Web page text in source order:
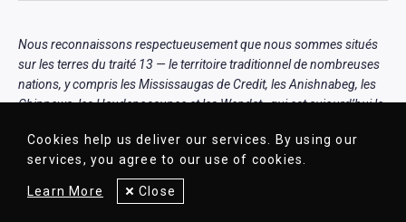
Nous reconnaissons respectueusement que nous sommes situés
sur les terres du traité 13 — le territoire traditionnel de nombreuses
nations, y compris les Mississaugas de Credit, les Anishnabeg, les
Chippewa, les Haudenosaunee et les Wendat , qui est aujourd’hui le
des Premières Nations, des Inuits et des Métis.
Cookies help us deliver our services. By using our
services, you agree to our use of cookies.
Learn More Close